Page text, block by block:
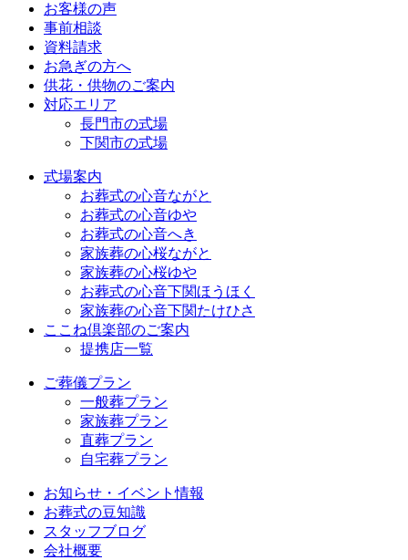
お客様の声
事前相談
資料請求
お急ぎの方へ
供花・供物のご案内
対応エリア
長門市の式場
下関市の式場
式場案内
お葬式の心音ながと
お葬式の心音ゆや
お葬式の心音へき
家族葬の心桜ながと
家族葬の心桜ゆや
お葬式の心音下関ほうほく
家族葬の心音下関たけひさ
ここね倶楽部のご案内
提携店一覧
ご葬儀プラン
一般葬プラン
家族葬プラン
直葬プラン
自宅葬プラン
お知らせ・イベント情報
お葬式の豆知識
スタッフブログ
会社概要